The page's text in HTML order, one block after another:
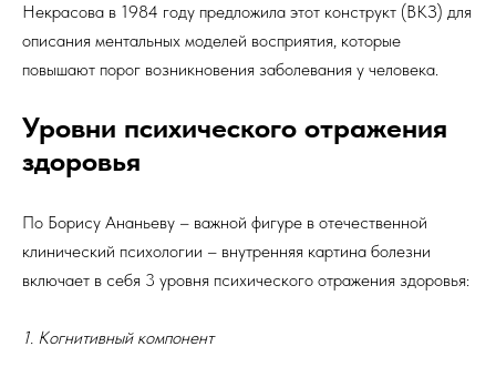
Некрасова в 1984 году предложила этот конструкт (ВКЗ) для
описания ментальных моделей восприятия, которые
повышают порог возникновения заболевания у человека.
Уровни психического отражения
здоровья
По Борису Ананьеву – важной фигуре в отечественной
клинический психологии – внутренняя картина болезни
включает в себя 3 уровня психического отражения здоровья:
1. Когнитивный компонент